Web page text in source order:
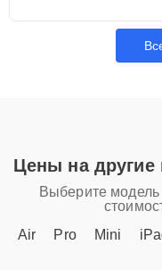
Цены на
Выберите модель
Air
Pro Mini